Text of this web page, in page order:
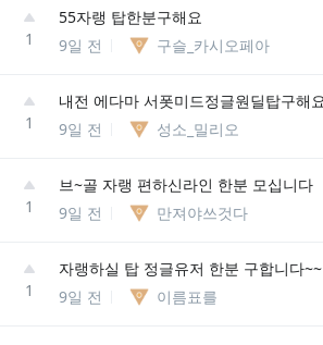
1
55자랭 탑한분구해요
9일 전
구슬_카시오페아
1
내전 에다마 서폿미드정글원딜탑구해
9일 전
성소_밀리오
1
브~골 자랭 편하신라인 한분 모십니다
9일 전
만져야쓰것다
1
자랭하실 탑 정글유저 한분 구합니다~~
9일 전
이름표를